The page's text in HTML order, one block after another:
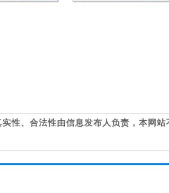
、合法性由信息发布人负责，本网站